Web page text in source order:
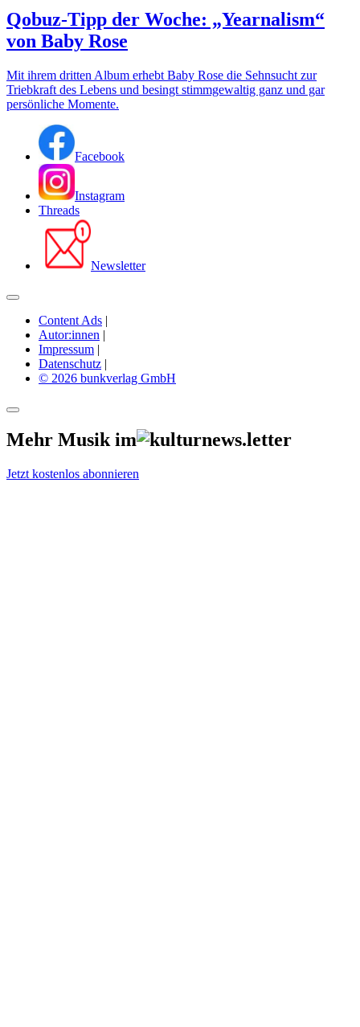
Qobuz-Tipp der Woche: „Yearnalism“
von Baby Rose
Mit ihrem dritten Album erhebt Baby Rose die Sehnsucht zur
Triebkraft des Lebens und besingt stimmgewaltig ganz und gar
persönliche Momente.
Facebook
Instagram
Threads
Newsletter
Content Ads |
Autor:innen |
Impressum |
Datenschutz |
© 2026 bunkverlag GmbH
Mehr Musik im
Jetzt kostenlos abonnieren